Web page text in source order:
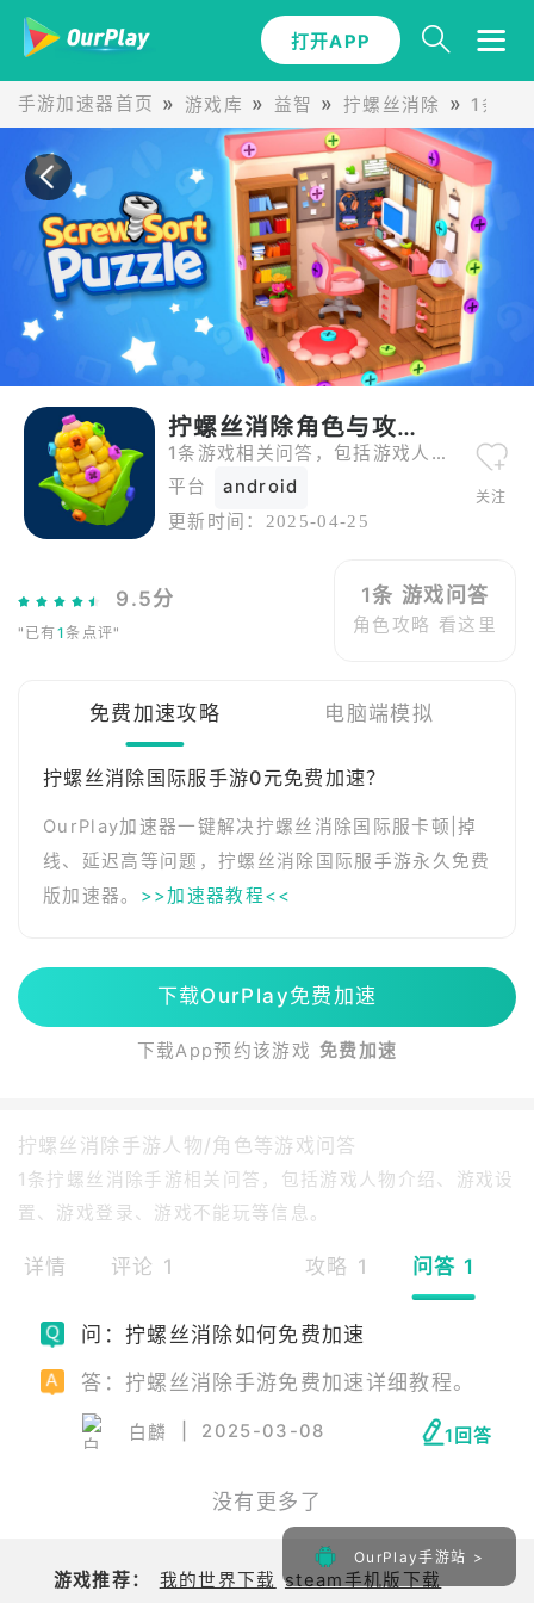
手游加速器首页 游戏库 益智 拧螺丝消除 1条拧
打开APP
拧螺丝消除角色与攻略问答
1条游戏相关问答，包括游戏人物介绍、关卡攻略等。
平台
android
更新时间： 2025-04-25
关注
9.5分
"已有1 条点评"
1条 游戏问答
角色攻略 看这里
免费加速攻略 电脑端模拟
拧螺丝消除国际服手游0元免费加速？
OurPlay加速器一键解决拧螺丝消除国际服卡顿|掉
线、延迟高等问题，拧螺丝消除国际服手游永久免费
版加速器。 >>加速器教程<<
下载OurPlay免费加速
下载App预约该游戏 免费加速
拧螺丝消除手游人物/角色等游戏问答
1条拧螺丝消除手游相关问答，包括游戏人物介绍、游戏设
置、游戏登录、游戏不能玩等信息。
详情 评论 1 攻略 1 问答 1
问：拧螺丝消除如何免费加速
答：拧螺丝消除手游免费加速详细教程。
白麟 2025-03-08 1回答
没有更多了
OurPlay手游站 >
游戏推荐： 我的世界下载 steam手机版下载